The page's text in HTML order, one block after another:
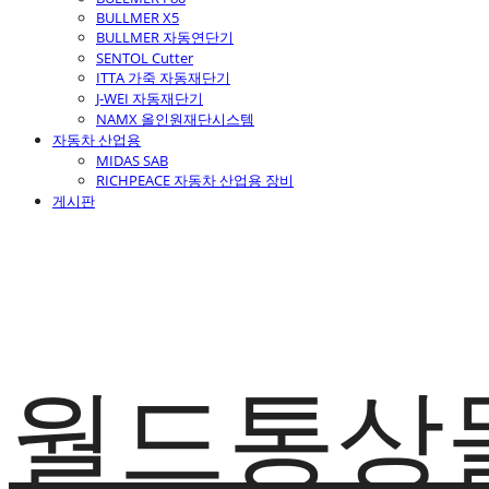
BULLMER X5
BULLMER 자동연단기
SENTOL Cutter
ITTA 가죽 자동재단기
J-WEI 자동재단기
NAMX 올인원재단시스템
자동차 산업용
MIDAS SAB
RICHPEACE 자동차 산업용 장비
게시판
월드통상